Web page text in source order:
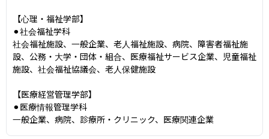
【心理・福祉学部】
⚫︎社会福祉学科
社会福祉施設、一般企業、老人福祉施設、病院、障害者福祉施
設、公務・大学・団体・組合、医療福祉サービス企業、児童福祉
施設、社会福祉協議会、老人保健施設
【医療経営管理学部】
⚫︎医療情報管理学科
一般企業、病院、診療所・クリニック、医療関連企業